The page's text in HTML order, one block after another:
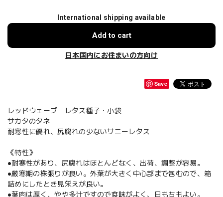
International shipping available
Add to cart
日本国内にお住まいの方向け
Save
レッドウェーブ レタス種子・小袋
サカタのタネ
耐寒性に優れ、尻腐れの少ないサニーレタス
《特性》
●耐寒性があり、尻腐れはほとんどなく、出荷、調整が容易。
●厳寒期の株張りが良い。外葉が大きく中心部まで包むので、箱
詰めにしたとき見栄えが良い。
●葉肉は厚く、やや多汁ですので食味がよく、日もちもよい。